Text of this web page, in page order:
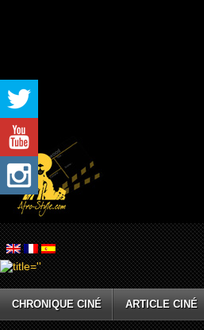
CHRONIQUE CINÉ ARTICLE CINÉ